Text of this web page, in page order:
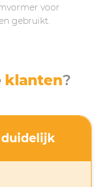
voor
gebruikt.
klanten?
duidelijk